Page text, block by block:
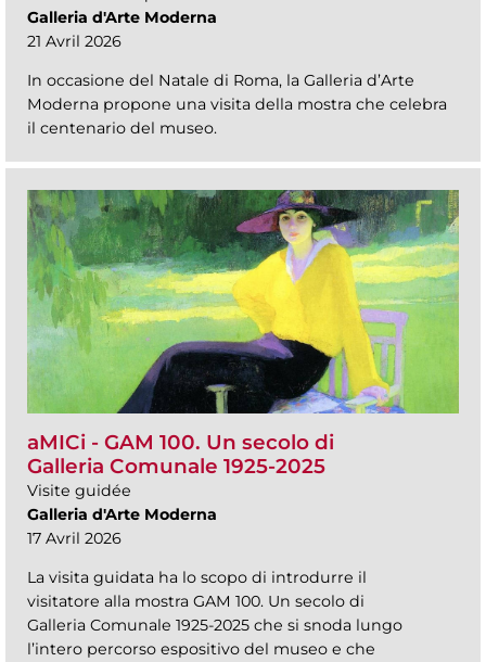
Galleria d'Arte Moderna
21 Avril 2026
In occasione del Natale di Roma, la Galleria d’Arte
Moderna propone una visita della mostra che celebra
il centenario del museo.
aMICi - GAM 100. Un secolo di
Galleria Comunale 1925-2025
Visite guidée
Galleria d'Arte Moderna
17 Avril 2026
La visita guidata ha lo scopo di introdurre il
visitatore alla mostra GAM 100. Un secolo di
Galleria Comunale 1925-2025 che si snoda lungo
l’intero percorso espositivo del museo e che